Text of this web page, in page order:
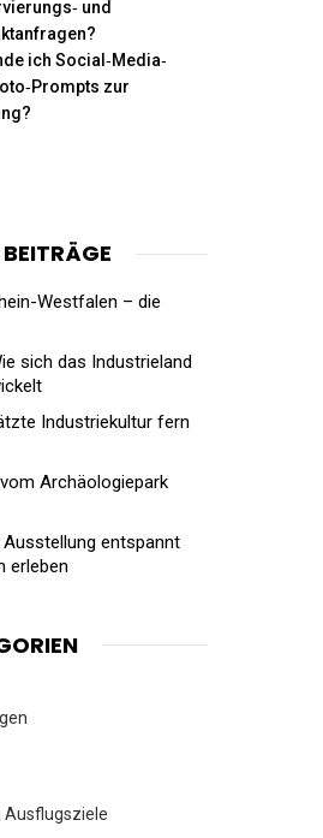
und
ich Social‑Media‑
zur
Westfalen – die
sich das Industrieland
Industriekultur fern
Archäologiepark
entspannt
erleben
Ausflugsziele